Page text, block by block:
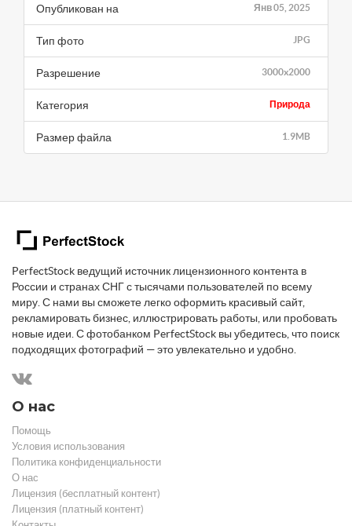
Янв 05, 2025
Опубликован на
JPG
Тип фото
3000x2000
Разрешение
Природа
Категория
1.9MB
Размер файла
PerfectStock ведущий источник лицензионного контента в
России и странах СНГ с тысячами пользователей по всему
миру. С нами вы сможете легко оформить красивый сайт,
рекламировать бизнес, иллюстрировать работы, или пробовать
новые идеи. С фотобанком PerfectStock вы убедитесь, что поиск
подходящих фотографий — это увлекательно и удобно.
О нас
Помощь
Условия использования
Политика конфиденциальности
О нас
Лицензия (бесплатный контент)
Лицензия (платный контент)